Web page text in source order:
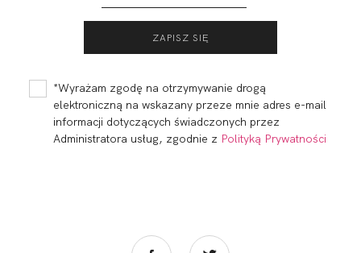
*Wyrażam zgodę na otrzymywanie drogą
elektroniczną na wskazany przeze mnie adres e-mail
informacji dotyczących świadczonych przez
Administratora usług, zgodnie z Polityką Prywatności